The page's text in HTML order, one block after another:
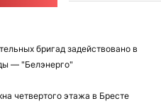
бригад задействовано в
— "Белэнерго"
четвертого этажа в Бресте